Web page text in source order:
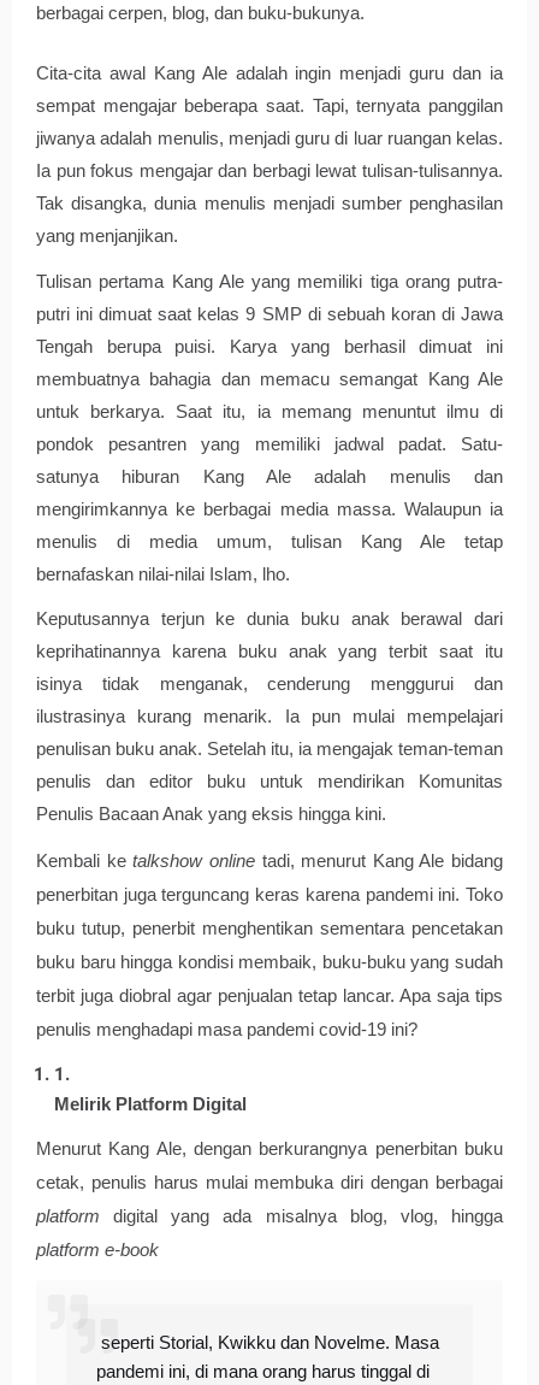
berbagai cerpen, blog, dan buku-bukunya.
Cita-cita awal Kang Ale adalah ingin menjadi guru dan ia
sempat mengajar beberapa saat. Tapi, ternyata panggilan
jiwanya adalah menulis, menjadi guru di luar ruangan kelas.
Ia pun fokus mengajar dan berbagi lewat tulisan-tulisannya.
Tak disangka, dunia menulis menjadi sumber penghasilan
yang menjanjikan.
Tulisan pertama Kang Ale yang memiliki tiga orang putra-
putri ini dimuat saat kelas 9 SMP di sebuah koran di Jawa
Tengah berupa puisi. Karya yang berhasil dimuat ini
membuatnya bahagia dan memacu semangat Kang Ale
untuk berkarya. Saat itu, ia memang menuntut ilmu di
pondok pesantren yang memiliki jadwal padat. Satu-
satunya hiburan Kang Ale adalah menulis dan
mengirimkannya ke berbagai media massa. Walaupun ia
menulis di media umum, tulisan Kang Ale tetap
bernafaskan nilai-nilai Islam, lho.
Keputusannya terjun ke dunia buku anak berawal dari
keprihatinannya karena buku anak yang terbit saat itu
isinya tidak menganak, cenderung menggurui dan
ilustrasinya kurang menarik. Ia pun mulai mempelajari
penulisan buku anak. Setelah itu, ia mengajak teman-teman
penulis dan editor buku untuk mendirikan Komunitas
Penulis Bacaan Anak yang eksis hingga kini.
Kembali ke talkshow online tadi, menurut Kang Ale bidang
penerbitan juga terguncang keras karena pandemi ini. Toko
buku tutup, penerbit menghentikan sementara pencetakan
buku baru hingga kondisi membaik, buku-buku yang sudah
terbit juga diobral agar penjualan tetap lancar. Apa saja tips
penulis menghadapi masa pandemi covid-19 ini?
Melirik Platform Digital
Menurut Kang Ale, dengan berkurangnya penerbitan buku
platform
digital yang ada misalnya blog, vlog, hingga
platform e-book
seperti Storial, Kwikku dan Novelme. Masa
pandemi ini, di mana orang harus tinggal di